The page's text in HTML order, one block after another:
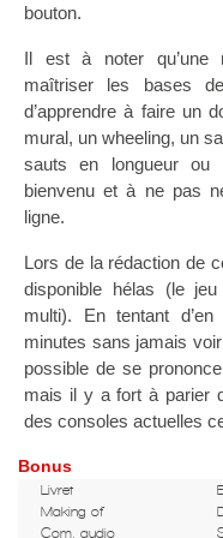
bouton.
Il est à noter qu’une
maîtriser les bases
d’apprendre à faire un
mural, un wheeling, un
sauts en longueur ou
bienvenu et à ne pas
ligne.
Lors de la rédaction de
disponible hélas (le
multi). En tentant
minutes sans jamais
possible de se
mais il y a fort à parier
des consoles actuelles
Bonus
Livret
Making of
Com. audio